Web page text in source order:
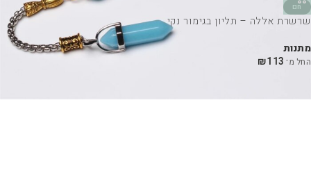
חם
שרשרת אללה – תליון בגימור נקי
מתנות
החל מ־ ₪113